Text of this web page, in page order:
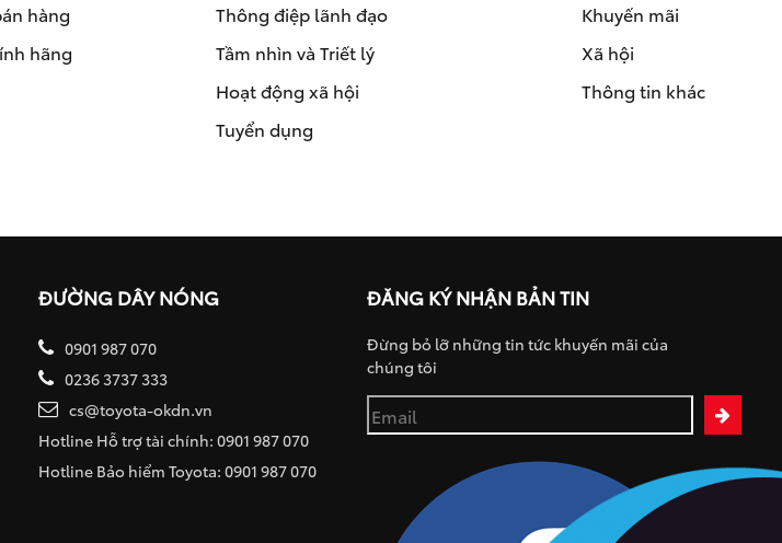
hàng
hãng
Thông điệp lãnh đạo
Tầm nhìn và Triết lý
Hoạt động xã hội
Tuyển dụng
Khuyến mãi
Xã hội
Thông tin khác
ĐƯỜNG DÂY NÓNG
0901 987 070
0236 3737 333
cs@toyota-okdn.vn
Hotline Hỗ trợ tài chính: 0901 987 070
Hotline Bảo hiểm Toyota: 0901 987 070
ĐĂNG KÝ NHẬN BẢN TIN
Đừng bỏ lỡ những tin tức khuyến mãi của
chúng tôi